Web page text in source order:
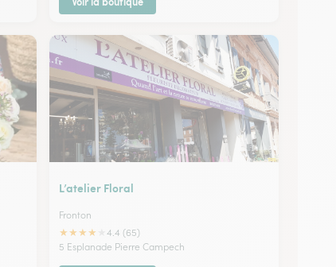
L’atelier Floral
Fronton
★★★★
4.4 (65)
5 Esplanade Pierre Campech